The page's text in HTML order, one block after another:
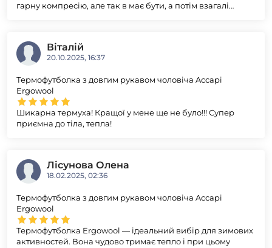
гарну компресію, але так в має бути, а потім взагалі
Віталій
20.10.2025, 16:37
Термофутболка з довгим рукавом чоловіча Accapi
Ergowool
Шикарна термуха! Кращої у мене ще не було!!! Супер
приємна до тіла, тепла!
Лісунова Олена
18.02.2025, 02:36
Термофутболка з довгим рукавом чоловіча Accapi
Ergowool
Термофутболка Ergowool — ідеальний вибір для зимових
активностей. Вона чудово тримає тепло і при цьому